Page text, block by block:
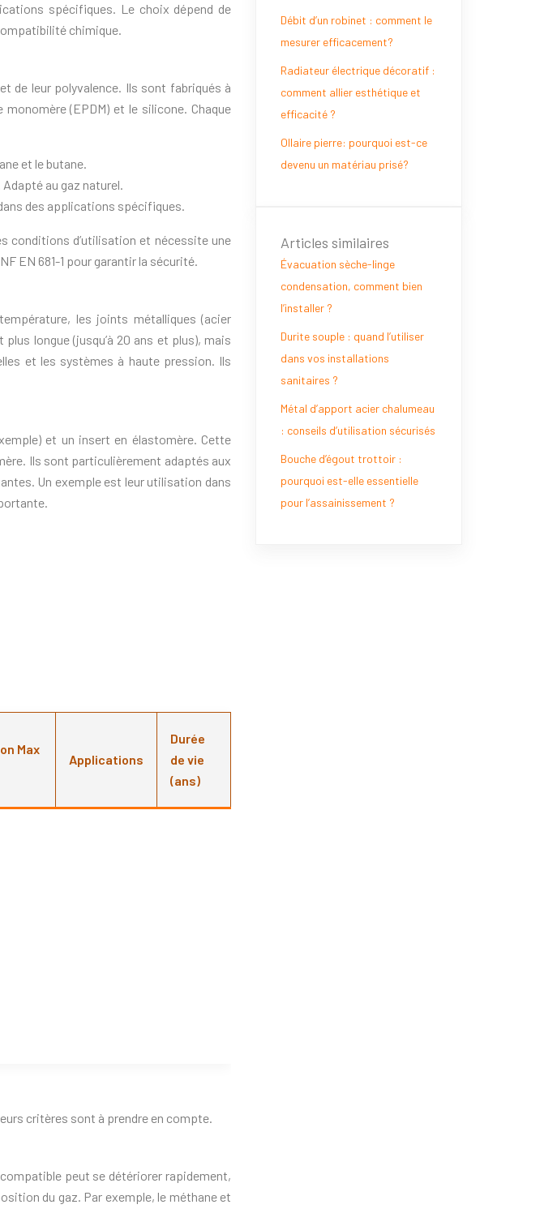
spécifiques. Le choix dépend de
chimique.
de leur polyvalence. Ils sont fabriqués à
(EPDM) et le silicone. Chaque
et le butane.
au gaz naturel.
des applications spécifiques.
conditions d’utilisation et nécessite une
EN 681-1 pour garantir la sécurité.
les joints métalliques (acier
longue (jusqu’à 20 ans et plus), mais
et les systèmes à haute pression. Ils
et un insert en élastomère. Cette
Ils sont particulièrement adaptés aux
Un exemple est leur utilisation dans
Max
Applications
Durée
de vie
(ans)
critères sont à prendre en compte.
peut se détériorer rapidement,
du gaz. Par exemple, le méthane et
Débit d’un robinet : comment le
mesurer efficacement?
Radiateur électrique décoratif :
comment allier esthétique et
efficacité ?
Ollaire pierre: pourquoi est-ce
devenu un matériau prisé?
Articles similaires
Évacuation sèche-linge
condensation, comment bien
l’installer ?
Durite souple : quand l’utiliser
dans vos installations
sanitaires ?
Métal d’apport acier chalumeau
: conseils d’utilisation sécurisés
Bouche d’égout trottoir :
pourquoi est-elle essentielle
pour l’assainissement ?